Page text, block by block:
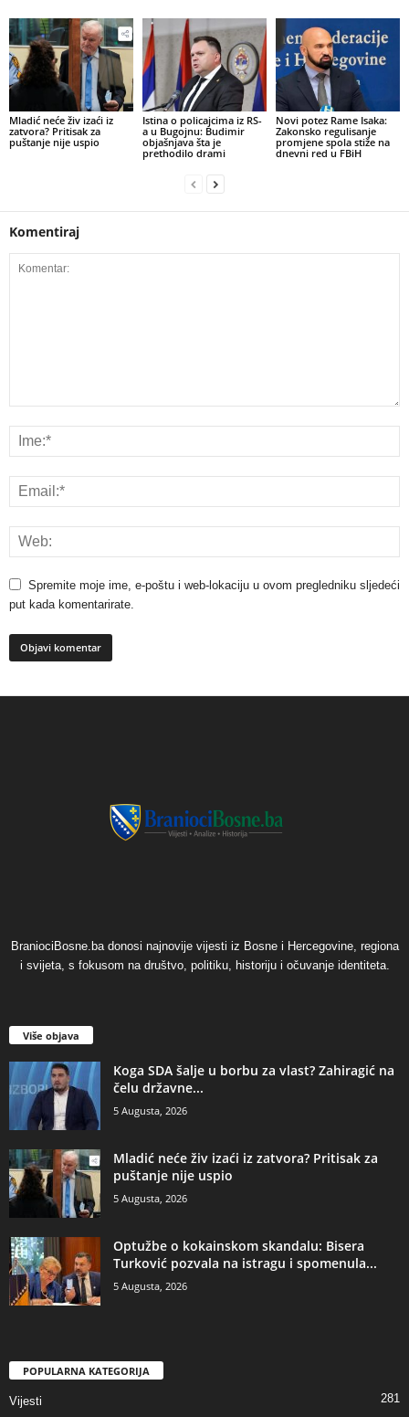
​Mladić neće živ izaći iz
zatvora? Pritisak za
puštanje nije uspio
Istina o policajcima iz RS-
a u Bugojnu: Budimir
objašnjava šta je
prethodilo drami
Novi potez Rame Isaka:
Zakonsko regulisanje
promjene spola stiže na
dnevni red u FBiH
Komentiraj
Spremite moje ime, e-poštu i web-lokaciju u ovom pregledniku sljedeći
put kada komentarirate.
BraniociBosne.ba donosi najnovije vijesti iz Bosne i Hercegovine, regiona
i svijeta, s fokusom na društvo, politiku, historiju i očuvanje identiteta.
Više objava
​Koga SDA šalje u borbu za vlast? Zahiragić na
čelu državne...
5 Augusta, 2026
​Mladić neće živ izaći iz zatvora? Pritisak za
puštanje nije uspio
5 Augusta, 2026
​Optužbe o kokainskom skandalu: Bisera
Turković pozvala na istragu i spomenula...
5 Augusta, 2026
POPULARNA KATEGORIJA
Vijesti 281